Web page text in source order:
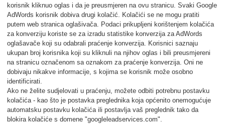
korisnik kliknuo oglas i da je preusmjeren na ovu stranicu. Svaki Google
AdWords korisnik dobiva drugi kolačić. Kolačići se ne mogu pratiti
putem web stranica oglašivača. Podaci prikupljeni korištenjem kolačića
za konverziju koriste se za izradu statistike konverzija za AdWords
oglašavače koji su odabrali praćenje konverzija. Korisnici saznaju
ukupan broj korisnika koji su kliknuli na njihov oglas i bili preusmjereni
na stranicu označenom sa oznakom za praćenje konverzija. Oni ne
dobivaju nikakve informacije, s kojima se korisnik može osobno
identificirati.
Ako ne želite sudjelovati u praćenju, možete odbiti potrebnu postavku
kolačića - kao što je postavka preglednika koja općenito onemogućuje
automatsku postavku kolačića ili postavlja vaš preglednik tako da
blokira kolačiće s domene "googleleadservices.com".